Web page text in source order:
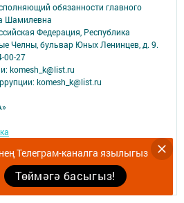
Телеграм-каналга язылыгыз
Төймәгә басыгыз!
обязанности главного
Шамилевна
Федерация, Республика
Челны, бульвар Юных Ленинцев, д. 9.
00-27
komesh_k@list.ru
komesh_k@list.ru
для персонализации сервисов и
отменить в настройках браузера.